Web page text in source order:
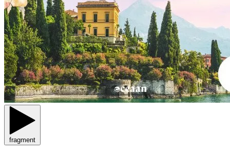
fragment